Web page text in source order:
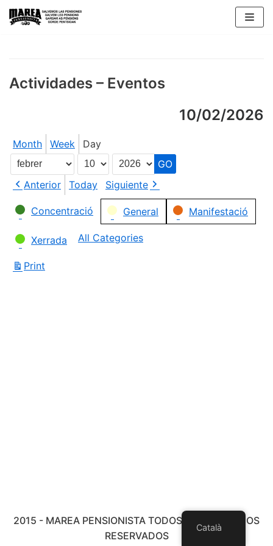
Skip
Actividades – Eventos
10/02/2026
Month Week Day
Month
Day
Year
Anterior
Today
Siguiente
Categories
Concentració General Manifestació
Xerrada All Categories
Print
2015 - MAREA PENSIONISTA TODOS LOS DERECHOS
RESERVADOS
Català